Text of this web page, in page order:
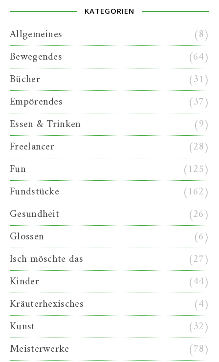
KATEGORIEN
Allgemeines
(8)
Bewegendes
(64)
Bücher
(31)
Empörendes
(37)
Essen & Trinken
(9)
Freelancer
(28)
Fun
(125)
Fundstücke
(162)
Gesundheit
(26)
Glossen
(6)
Isch möschte das
(27)
Kinder
(44)
Kräuterhexisches
(4)
Kunst
(32)
Meisterwerke
(78)